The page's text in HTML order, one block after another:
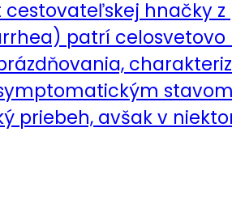
hnačky z
patrí
priebeh, avšak v